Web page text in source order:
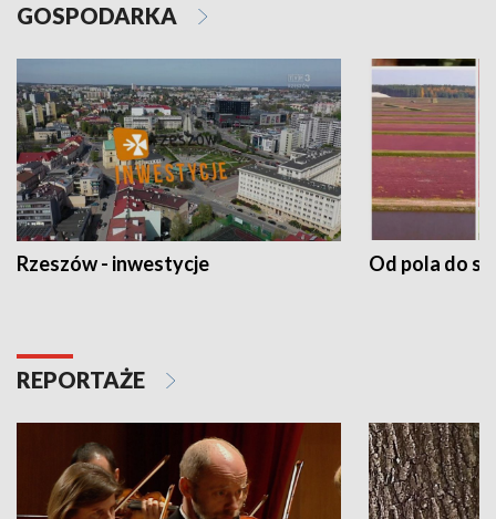
GOSPODARKA
Rzeszów - inwestycje Od pola do
REPORTAŻE